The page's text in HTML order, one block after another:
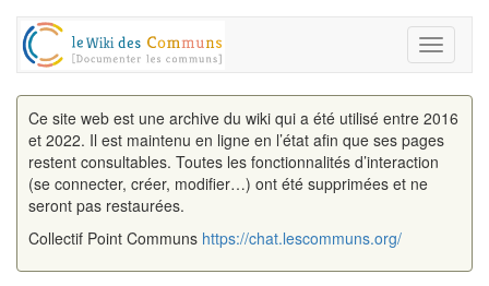
Toggle
Ce site web est une archive du wiki qui a été utilisé entre 2016
et 2022. Il est maintenu en ligne en l’état afin que ses pages
restent consultables. Toutes les fonctionnalités d’interaction
(se connecter, créer, modifier…) ont été supprimées et ne
seront pas restaurées.
Collectif Point Communs https://chat.lescommuns.org/